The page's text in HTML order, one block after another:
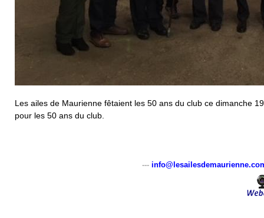
Les ailes de Maurienne fêtaient les 50 ans du club ce dimanche
pour les 50 ans du club.
---